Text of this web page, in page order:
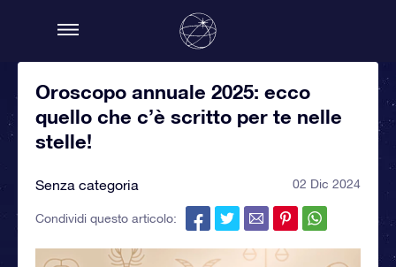
Oroscopo annuale 2025: ecco
quello che c’è scritto per te nelle
stelle!
Senza categoria 02 Dic 2024
Condividi questo articolo: